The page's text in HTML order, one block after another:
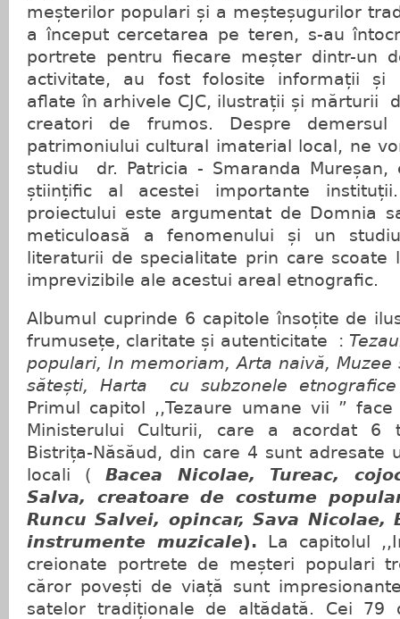
meșterilor populari și a meșteșugurilor
a început cercetarea pe teren, s-au
portrete pentru fiecare meșter dintr-un
activitate, au fost folosite informații și
aflate în arhivele CJC, ilustrații și mărturii
creatori de frumos. Despre
patrimoniului cultural imaterial local, ne
studiu dr. Patricia - Smaranda Mureșan,
științific al acestei importante
proiectului este argumentat de Domnia
meticuloasă a fenomenului și un
literaturii de specialitate prin care scoate
imprevizibile ale acestui areal etnografic.
Albumul cuprinde 6 capitole însoțite de
frumusețe, claritate și autenticitate :
populari, In memoriam, Arta naivă,
sătești, Harta cu subzonele etnografice
Primul capitol ,,Tezaure umane vii ”
Ministerului Culturii, care a acordat 6
Bistrița-Năsăud, din care 4 sunt adresate
locali (
Bacea Nicolae, Tureac,
Salva, creatoare de costume
Runcu Salvei, opincar, Sava
instrumente muzicale). La capitolul
creionate portrete de meșteri populari
căror povești de viață sunt
satelor tradiționale de altădată. Cei 79